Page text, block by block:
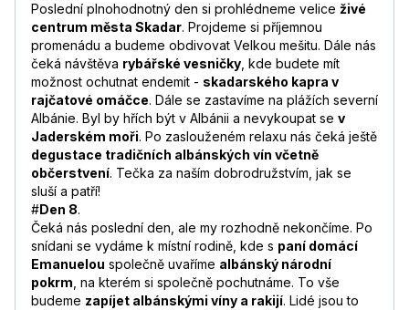
Poslední plnohodnotný den si prohlédneme velice živé
centrum města Skadar. Projdeme si příjemnou
promenádu a budeme obdivovat Velkou mešitu. Dále nás
čeká návštěva rybářské vesničky , kde budete mít
možnost ochutnat endemit - skadarského kapra v
rajčatové omáčce. Dále se zastavíme na plážích severní
Albánie. Byl by hřích být v Albánii a nevykoupat se v
Jaderském moři. Po zaslouženém relaxu nás čeká ještě
degustace tradičních albánských vín včetně
občerstvení. Tečka za naším dobrodružstvím, jak se
sluší a patří!
#Den 8.
Čeká nás poslední den, ale my rozhodně nekončíme. Po
snídani se vydáme k místní rodině, kde s paní domácí
Emanuelou společně uvaříme albánský národní
pokrm , na kterém si společně pochutnáme. To vše
budeme zapíjet albánskými víny a rakijí. Lidé jsou to